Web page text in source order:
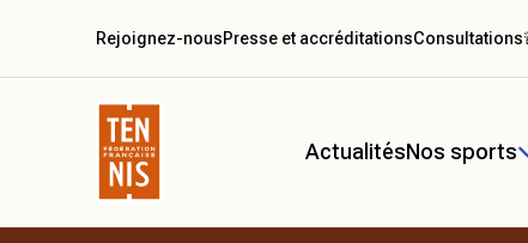
ActualitésNos sports
Rejoignez-nousPresse et accréditationsConsultations